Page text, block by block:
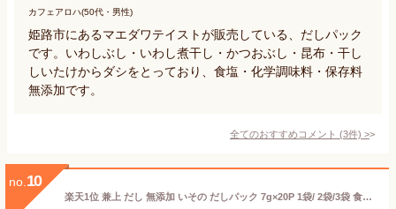
カフェアロハ(50代・男性)
姫路市にあるマエダワテイストが販売している、だしパック
です。いわしぶし・いわし煮干し・かつおぶし・昆布・干し
しいたけからダシをとっており、食塩・化学調味料・保存料
無添加です。
全てのおすすめコメント (3件) >
no. 10
楽天1位 兼上 だし 無添加 いその だしパック 7g×20P 1袋/ 2袋/3袋 食塩不使用 無添加 添加物不使用 無塩 減塩 国産 だし 出汁 かつお 鰹節 かつお節 昆布 こんぶ いわし 出汁パック 天然 離乳食 育脳 子供 赤ちゃん 粉 粉末 微粉末 ミネラル 送料無料 カネジョウ ml